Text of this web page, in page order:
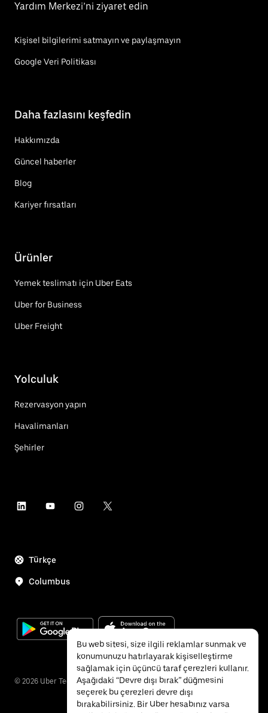
Yardım Merkezi’ni ziyaret edin
Kişisel bilgilerimi satmayın ve paylaşmayın
Google Veri Politikası
Daha fazlasını keşfedin
Hakkımızda
Güncel haberler
Blog
Kariyer fırsatları
Ürünler
Yemek teslimatı için Uber Eats
Uber for Business
Uber Freight
Yolculuk
Rezervasyon yapın
Havalimanları
Şehirler
Türkçe
Columbus
© 2026 Uber Technologies Inc.
Bu web sitesi, size ilgili reklamlar sunmak ve
konumunuzu hatırlayarak kişiselleştirme
sağlamak için üçüncü taraf çerezleri kullanır.
Aşağıdaki “Devre dışı bırak” düğmesini
seçerek bu çerezleri devre dışı
bırakabilirsiniz. Bir Uber hesabınız varsa